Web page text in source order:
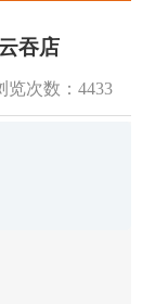
吞店
览次数： 4433